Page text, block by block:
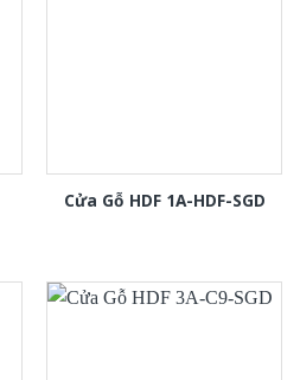
Cửa Gỗ HDF 1A-HDF-SGD